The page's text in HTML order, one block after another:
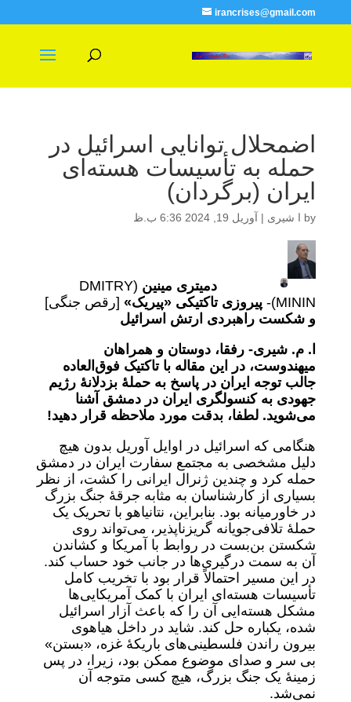
irancrises@gmail.com
اضمحلال توانایی اسرائیل در
حمله به تأسیسات هسته‌ای
ایران (برگردان)
by ا شیری | آوریل 19, 2024 6:36 ب.ظ
دمیتری مینین (DMITRY
MININ)-
پیروزی تاکتیکی «پیریک» [رقص جنگی]
و شکست راهبردی ارتش اسرائیل
ا. م. شیری- رفقا، دوستان و همراهان
میهندوست، در این مقاله با تاکتیک فوق‌العاده
جالب توجه ایران در پاسخ به حملۀ بزدلانۀ رژیم
جهودی به کنسولگری ایران در دمشق آشنا
می‌شوید. لطفا، بدقت مورد ملاحظه قرار دهید!
هنگامی که اسرائیل در اوایل آوریل بدون هیچ
دلیل مشخصی به مجتمع سفارت ایران در دمشق
حمله کرد و چندین ژنرال ایرانی را کشت، از نظر
بسیاری از کارشناسان به مثابه جرقۀ جنگ بزرگ
در خاورمیانه بود. بنابراین، نتانیاهو با تحریک یک
حملۀ تلافی‌جویانه گریزناپذیر، می‌تواند روی
شکستن بن‌بست در روابط با آمریکا و کشاندن
آن به سمت درگیری‌ها در جانب خود حساب کند.
در این مسیر احتمالاً قرار بود با تخریب کامل
تأسیسات هسته‌ای ایران با کمک آمریکایی‌ها
مشکل هسته‌ایی آن را که باعث آزار اسرائیل
شده، یکباره حل کند. شاید در داخل هیاهوی
بیرون راندن فلسطینی‌های باریکۀ غزه، «بستن»
بی سر و صدای موضوع ممکن بود، زیرا، در پس
زمینۀ یک جنگ بزرگ، هیچ کسی متوجه آن
نمی‌شد.